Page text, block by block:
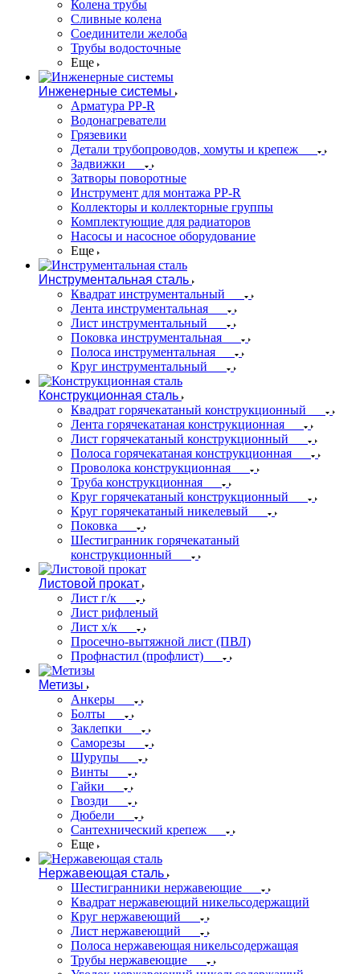
Колена трубы
Сливные колена
Соединители желоба
Трубы водосточные
Еще
Инженерные системы
Арматура PP-R
Водонагреватели
Грязевики
Детали трубопроводов, хомуты и крепеж
Задвижки
Затворы поворотные
Инструмент для монтажа PP-R
Коллекторы и коллекторные группы
Комплектующие для радиаторов
Насосы и насосное оборудование
Еще
Инструментальная сталь
Квадрат инструментальный
Лента инструментальная
Лист инструментальный
Поковка инструментальная
Полоса инструментальная
Круг инструментальный
Конструкционная сталь
Квадрат горячекатаный конструкционный
Лента горячекатаная конструкционная
Лист горячекатаный конструкционный
Полоса горячекатаная конструкционная
Проволока конструкционная
Труба конструкционная
Круг горячекатаный конструкционный
Круг горячекатаный никелевый
Поковка
Шестигранник горячекатаный
конструкционный
Листовой прокат
Лист г/к
Лист рифленый
Лист х/к
Просечно-вытяжной лист (ПВЛ)
Профнастил (профлист)
Метизы
Анкеры
Болты
Заклепки
Саморезы
Шурупы
Винты
Гайки
Гвозди
Дюбели
Сантехнический крепеж
Еще
Нержавеющая сталь
Шестигранники нержавеющие
Квадрат нержавеющий никельсодержащий
Круг нержавеющий
Лист нержавеющий
Полоса нержавеющая никельсодержащая
Трубы нержавеющие